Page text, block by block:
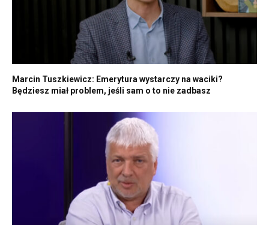
Marcin Tuszkiewicz: Emerytura wystarczy na waciki?
Będziesz miał problem, jeśli sam o to nie zadbasz